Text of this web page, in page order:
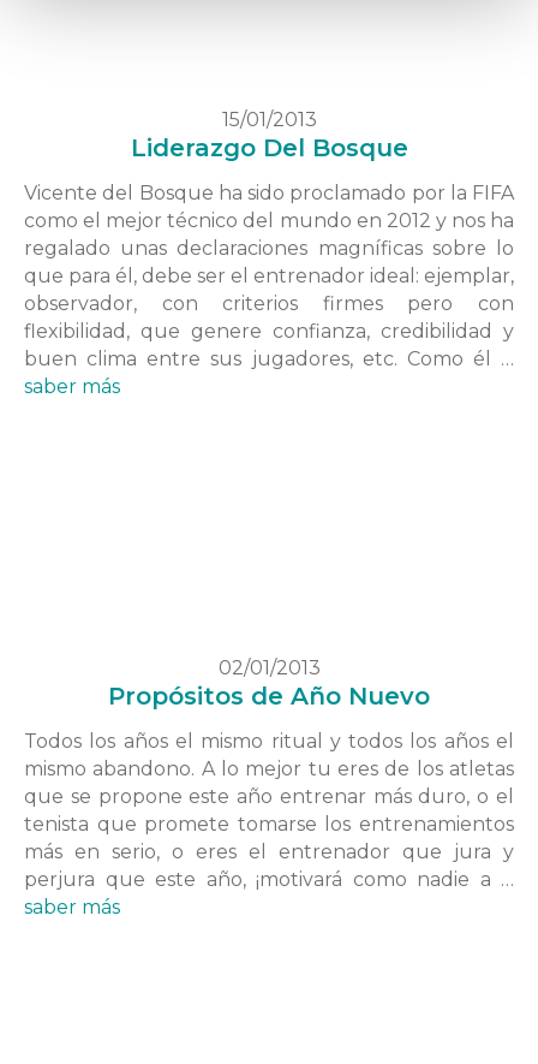
15/01/2013
Liderazgo Del Bosque
Vicente del Bosque ha sido proclamado por la FIFA
como el mejor técnico del mundo en 2012 y nos ha
regalado unas declaraciones magníficas sobre lo
que para él, debe ser el entrenador ideal: ejemplar,
observador, con criterios firmes pero con
flexibilidad, que genere confianza, credibilidad y
buen clima entre sus jugadores, etc. Como él …
saber más
02/01/2013
Propósitos de Año Nuevo
Todos los años el mismo ritual y todos los años el
mismo abandono. A lo mejor tu eres de los atletas
que se propone este año entrenar más duro, o el
tenista que promete tomarse los entrenamientos
más en serio, o eres el entrenador que jura y
perjura que este año, ¡motivará como nadie a …
saber más